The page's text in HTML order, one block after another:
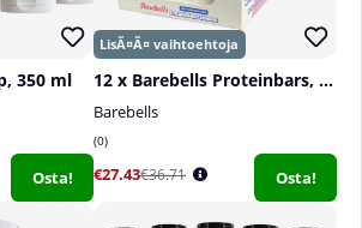
350 ml
Osta!
12 x Barebells Proteinbars, 55 g
Barebells
0
€27.43€36.71 Osta!